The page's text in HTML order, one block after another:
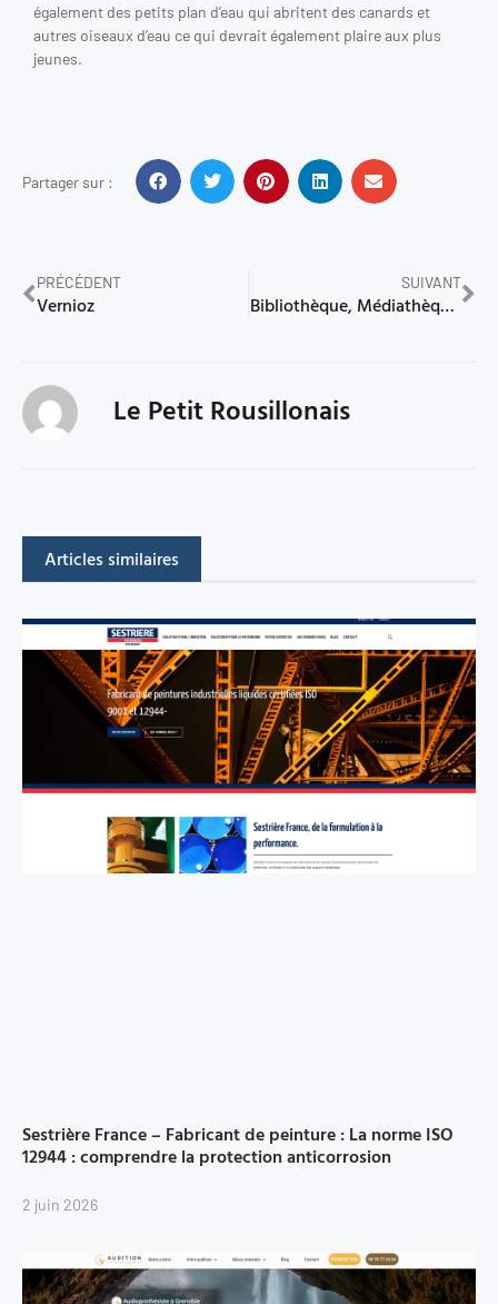
également des petits plan d’eau qui abritent des canards et
autres oiseaux d’eau ce qui devrait également plaire aux plus
jeunes.
Partager sur :
PRÉCÉDENT
Vernioz
SUIVANT
Bibliothèque, Médiathèque et Ludothèque
Le Petit Rousillonais
Articles similaires
Sestrière France – Fabricant de peinture : La norme ISO
12944 : comprendre la protection anticorrosion
2 juin 2026